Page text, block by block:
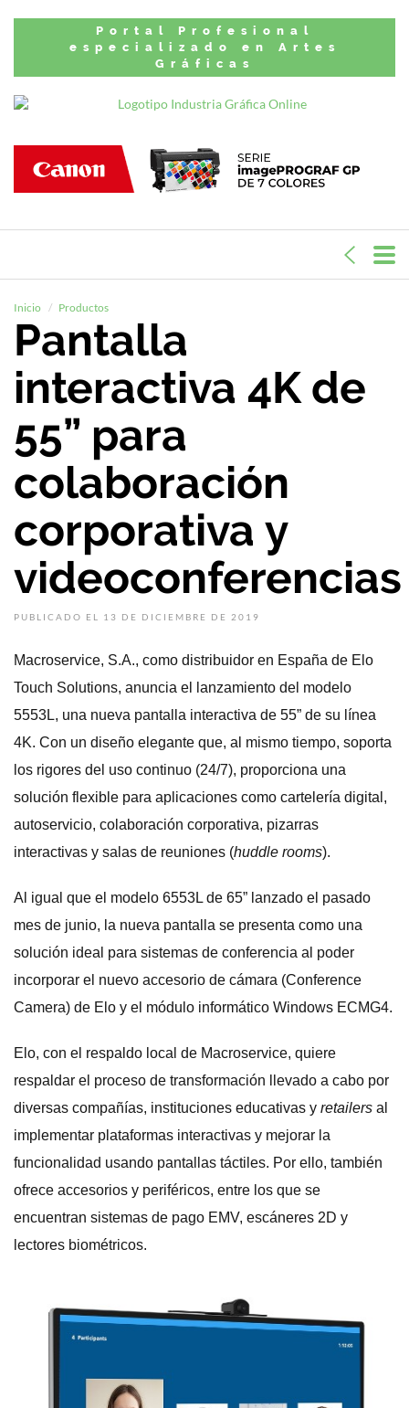
Portal Profesional
especializado en Artes
Gráficas
Inicio Productos
Pantalla
interactiva 4K de
55” para
colaboración
corporativa y
videoconferencias
PUBLICADO EL 13 DE DICIEMBRE DE 2019
Macroservice, S.A., como distribuidor en España de Elo
Touch Solutions, anuncia el lanzamiento del modelo
5553L, una nueva pantalla interactiva de 55” de su línea
4K. Con un diseño elegante que, al mismo tiempo, soporta
los rigores del uso continuo (24/7), proporciona una
solución flexible para aplicaciones como cartelería digital,
autoservicio, colaboración corporativa, pizarras
interactivas y salas de reuniones (huddle rooms).
Al igual que el modelo 6553L de 65” lanzado el pasado
mes de junio, la nueva pantalla se presenta como una
solución ideal para sistemas de conferencia al poder
incorporar el nuevo accesorio de cámara (Conference
Camera) de Elo y el módulo informático Windows ECMG4.
Elo, con el respaldo local de Macroservice, quiere
respaldar el proceso de transformación llevado a cabo por
diversas compañías, instituciones educativas y retailers al
implementar plataformas interactivas y mejorar la
funcionalidad usando pantallas táctiles. Por ello, también
ofrece accesorios y periféricos, entre los que se
encuentran sistemas de pago EMV, escáneres 2D y
lectores biométricos.